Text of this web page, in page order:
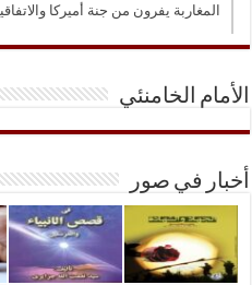
المغاربة يفرون من جنة أميركا
الأمام الخامنئي
أخبار في صور